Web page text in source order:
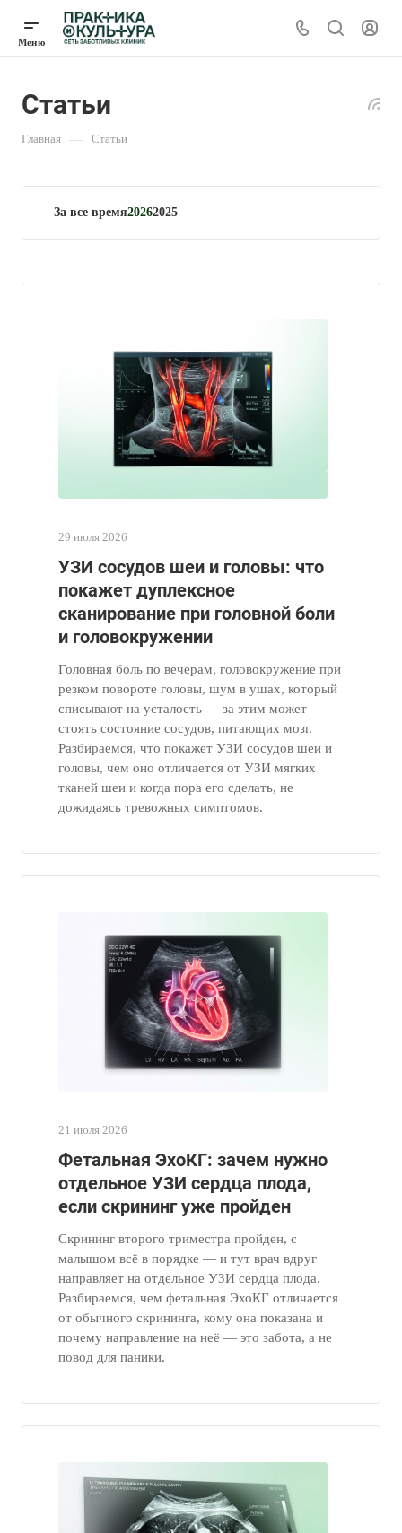
Статьи
Главная — Статьи
За все время20262025
29 июля 2026
УЗИ сосудов шеи и головы: что
покажет дуплексное
сканирование при головной боли
и головокружении
Головная боль по вечерам, головокружение при
резком повороте головы, шум в ушах, который
списывают на усталость — за этим может
стоять состояние сосудов, питающих мозг.
Разбираемся, что покажет УЗИ сосудов шеи и
головы, чем оно отличается от УЗИ мягких
тканей шеи и когда пора его сделать, не
дожидаясь тревожных симптомов.
21 июля 2026
Фетальная ЭхоКГ: зачем нужно
отдельное УЗИ сердца плода,
если скрининг уже пройден
Скрининг второго триместра пройден, с
малышом всё в порядке — и тут врач вдруг
направляет на отдельное УЗИ сердца плода.
Разбираемся, чем фетальная ЭхоКГ отличается
от обычного скрининга, кому она показана и
почему направление на неё — это забота, а не
повод для паники.